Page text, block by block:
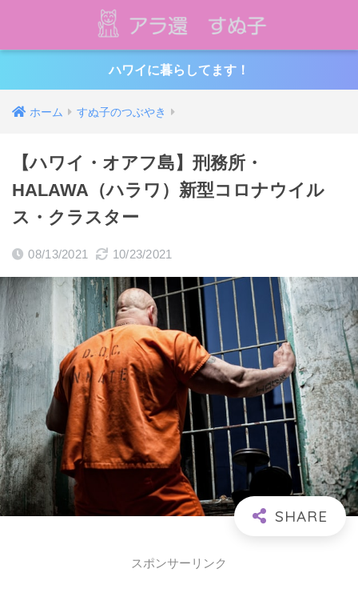
ハワイに暮らしてます！
ホーム すぬ子のつぶやき
【ハワイ・オアフ島】刑務所・
HALAWA（ハラワ）新型コロナウイル
ス・クラスター
08/13/2021 10/23/2021
スポンサーリンク